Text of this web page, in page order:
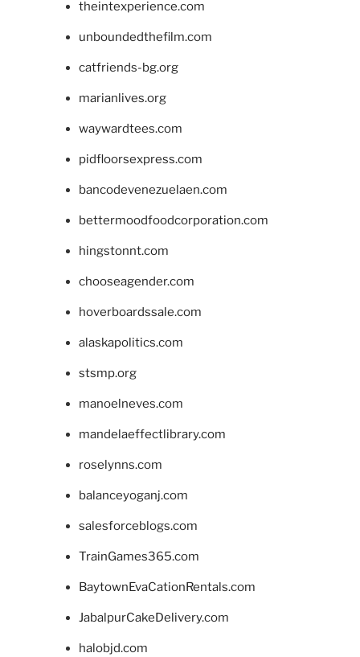
theintexperience.com
unboundedthefilm.com
catfriends-bg.org
marianlives.org
waywardtees.com
pidfloorsexpress.com
bancodevenezuelaen.com
bettermoodfoodcorporation.com
hingstonnt.com
chooseagender.com
hoverboardssale.com
alaskapolitics.com
stsmp.org
manoelneves.com
mandelaeffectlibrary.com
roselynns.com
balanceyoganj.com
salesforceblogs.com
TrainGames365.com
BaytownEvaCationRentals.com
JabalpurCakeDelivery.com
halobjd.com